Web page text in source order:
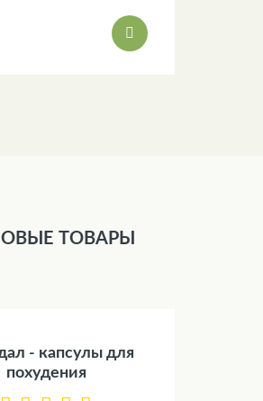
ТОВАРЫ
- капсулы для
похудения